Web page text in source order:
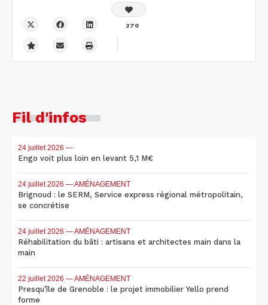
270
Fil d'infos
24 juillet 2026 —
Engo voit plus loin en levant 5,1 M€
24 juillet 2026 — AMÉNAGEMENT
Brignoud : le SERM, Service express régional métropolitain,
se concrétise
24 juillet 2026 — AMÉNAGEMENT
Réhabilitation du bâti : artisans et architectes main dans la
main
22 juillet 2026 — AMÉNAGEMENT
Presqu'île de Grenoble : le projet immobilier Yello prend
forme